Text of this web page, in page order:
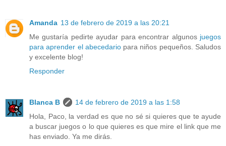
Amanda 13 de febrero de 2019 a las 20:21
Me gustaría pedirte ayudar para encontrar algunos juegos
para aprender el abecedariopara niños pequeños. Saludos
y excelente blog!
Responder
Blanca B
14 de febrero de 2019 a las 1:58
Hola, Paco, la verdad es que no sé si quieres que te ayude
a buscar juegos o lo que quieres es que mire el link que me
has enviado. Ya me dirás.